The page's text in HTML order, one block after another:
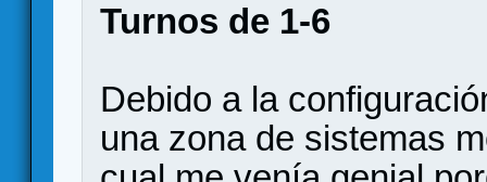
Turnos de 1-6
Debido a la
una zona de sistemas